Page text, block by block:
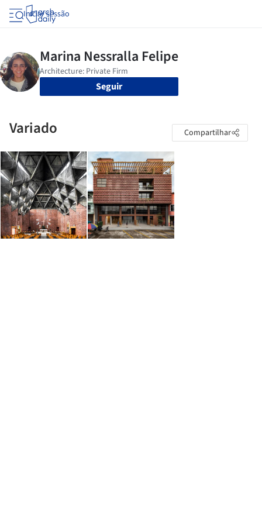
Iniciar sessão
Seguir
Variado Compartilhar